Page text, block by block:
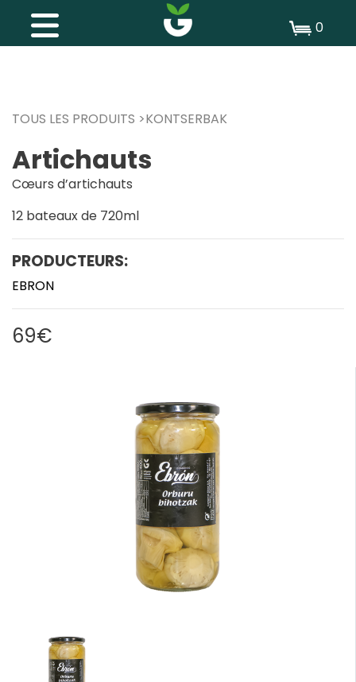
0
TOUS LES PRODUITS KONTSERBAK
Artichauts
Cœurs d’artichauts
12 bateaux de 720ml
PRODUCTEURS:
EBRON
69€